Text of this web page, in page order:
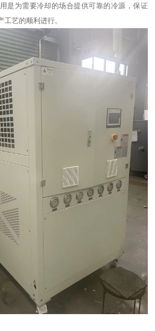
是为需要冷却的场合提供可靠的冷源，保证
艺的顺利进行。